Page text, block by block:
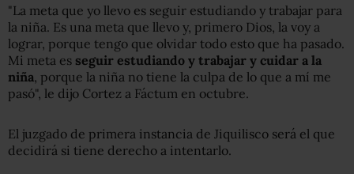
"La meta que yo llevo es seguir estudiando y trabajar para
la niña. Es una meta que llevo y, primero Dios, la voy a
lograr, porque tengo que olvidar todo esto que ha pasado.
Mi meta es seguir estudiando y trabajar y cuidar a la
niña, porque la niña no tiene la culpa de lo que a mí me
pasó", le dijo Cortez a Fáctum en octubre.
El juzgado de primera instancia de Jiquilisco será el que
decidirá si tiene derecho a intentarlo.